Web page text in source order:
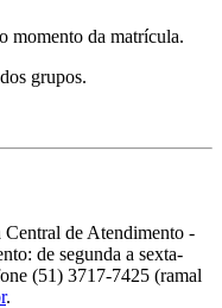
momento da matrícula.
grupos.
Central de Atendimento -
de segunda a sexta-
(51) 3717-7425 (ramal
.